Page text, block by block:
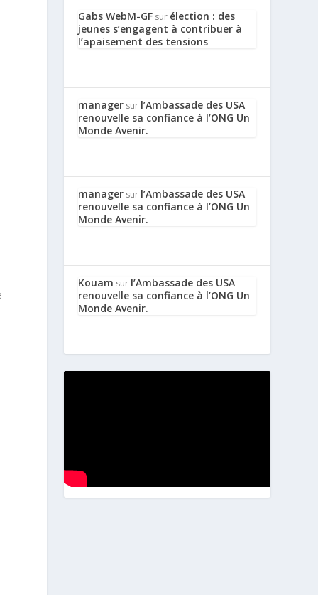
Gabs WebM-GF sur élection : des
jeunes s’engagent à contribuer à
l’apaisement des tensions
manager sur l’Ambassade des USA
renouvelle sa confiance à l’ONG Un
Monde Avenir.
manager sur l’Ambassade des USA
renouvelle sa confiance à l’ONG Un
Monde Avenir.
Kouam sur l’Ambassade des USA
renouvelle sa confiance à l’ONG Un
Monde Avenir.